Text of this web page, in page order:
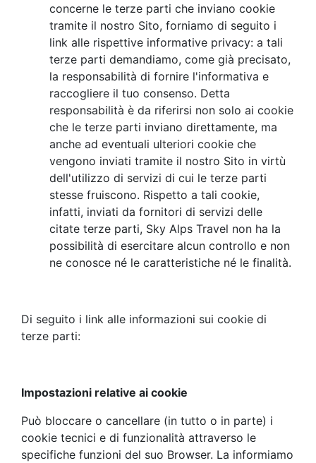
concerne le terze parti che inviano cookie
tramite il nostro Sito, forniamo di seguito i
link alle rispettive informative privacy: a tali
terze parti demandiamo, come già precisato,
la responsabilità di fornire l'informativa e
raccogliere il tuo consenso. Detta
responsabilità è da riferirsi non solo ai cookie
che le terze parti inviano direttamente, ma
anche ad eventuali ulteriori cookie che
vengono inviati tramite il nostro Sito in virtù
dell'utilizzo di servizi di cui le terze parti
stesse fruiscono. Rispetto a tali cookie,
infatti, inviati da fornitori di servizi delle
citate terze parti, Sky Alps Travel non ha la
possibilità di esercitare alcun controllo e non
ne conosce né le caratteristiche né le finalità.
Di seguito i link alle informazioni sui cookie di
terze parti:
Impostazioni relative ai cookie
Può bloccare o cancellare (in tutto o in parte) i
cookie tecnici e di funzionalità attraverso le
specifiche funzioni del suo Browser. La informiamo